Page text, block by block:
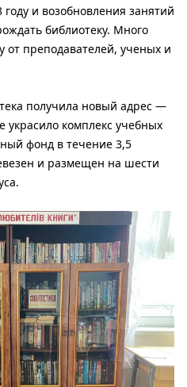
и возобновления занятий
библиотеку. Много
от преподавателей, ученых и
получила новый адрес —
украсило комплекс учебных
фонд в течение 3,5
и размещен на шести